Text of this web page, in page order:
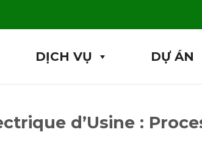
DỊCH VỤ DỰ ÁN
d’Usine :